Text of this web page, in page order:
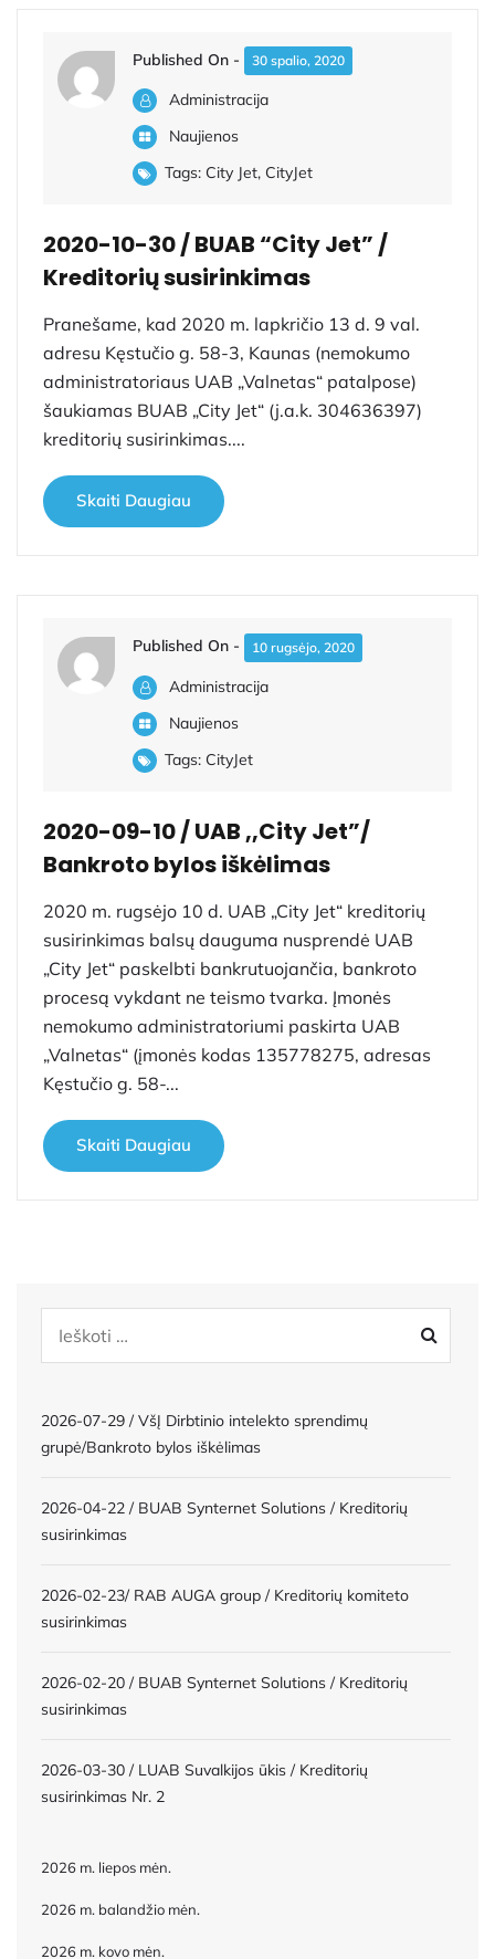
Published On - 30 spalio, 2020
Administracija
Naujienos
Tags: City Jet, CityJet
2020-10-30 / BUAB “City Jet” /
Kreditorių susirinkimas
Pranešame, kad 2020 m. lapkričio 13 d. 9 val.
adresu Kęstučio g. 58-3, Kaunas (nemokumo
administratoriaus UAB „Valnetas“ patalpose)
šaukiamas BUAB „City Jet“ (j.a.k. 304636397)
kreditorių susirinkimas....
Skaiti Daugiau
Published On - 10 rugsėjo, 2020
Administracija
Naujienos
Tags: CityJet
2020-09-10 / UAB ,,City Jet”/
Bankroto bylos iškėlimas
2020 m. rugsėjo 10 d. UAB „City Jet“ kreditorių
susirinkimas balsų dauguma nusprendė UAB
„City Jet“ paskelbti bankrutuojančia, bankroto
procesą vykdant ne teismo tvarka. Įmonės
nemokumo administratoriumi paskirta UAB
„Valnetas“ (įmonės kodas 135778275, adresas
Kęstučio g. 58-...
Skaiti Daugiau
2026-07-29 / VšĮ Dirbtinio intelekto sprendimų
grupė/Bankroto bylos iškėlimas
2026-04-22 / BUAB Synternet Solutions / Kreditorių
susirinkimas
2026-02-23/ RAB AUGA group / Kreditorių komiteto
susirinkimas
2026-02-20 / BUAB Synternet Solutions / Kreditorių
susirinkimas
2026-03-30 / LUAB Suvalkijos ūkis / Kreditorių
susirinkimas Nr. 2
2026 m. liepos mėn.
2026 m. balandžio mėn.
2026 m. kovo mėn.